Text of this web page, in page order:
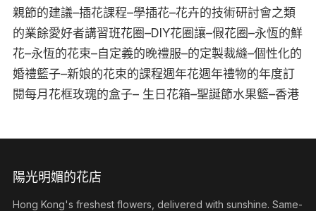
親節的建議–插花課程–學插花–花卉的技術研討會之類
的業餘愛好者講習班花圈–DIY花圈讓–假花圈–永恆的鮮
花–永恆的花束–自定義的晚禮服–的定製裁縫–個性化的
婚禮籃子–新娘的花束的課程週年花週年禮物的年度訂
閱每月花框玫瑰的盒子– 生日花箱–聖誕節水果籃–香港
陽光明媚的花店
Hong Kong's freshest flowers, delivered with sunshine. Same-